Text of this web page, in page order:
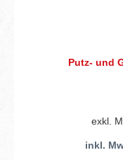
Putz- und
exkl.
inkl.